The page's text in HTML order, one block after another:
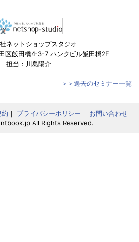
ネットショップスタジオ
区飯田橋4-3-7 ハンクビル飯田橋2F
担当：川島陽介
＞＞過去のセミナー一覧
約 ｜ プライバシーポリシー ｜ お問い合わせ
All Rights Reserved.